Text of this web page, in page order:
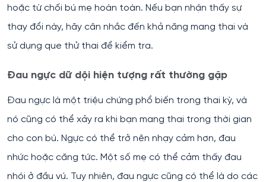
hoặc từ chối bú mẹ hoàn toàn. Nếu bạn nhận thấy sự
thay đổi này, hãy cân nhắc đến khả năng mang thai và
sử dụng que thử thai để kiểm tra.
Đau ngực dữ dội hiện tượng rất thường gặp
Đau ngực là một triệu chứng phổ biến trong thai kỳ, và
nó cũng có thể xảy ra khi bạn mang thai trong thời gian
cho con bú. Ngực có thể trở nên nhạy cảm hơn, đau
nhức hoặc căng tức. Một số mẹ có thể cảm thấy đau
nhói ở đầu vú. Tuy nhiên, đau ngực cũng có thể là do các